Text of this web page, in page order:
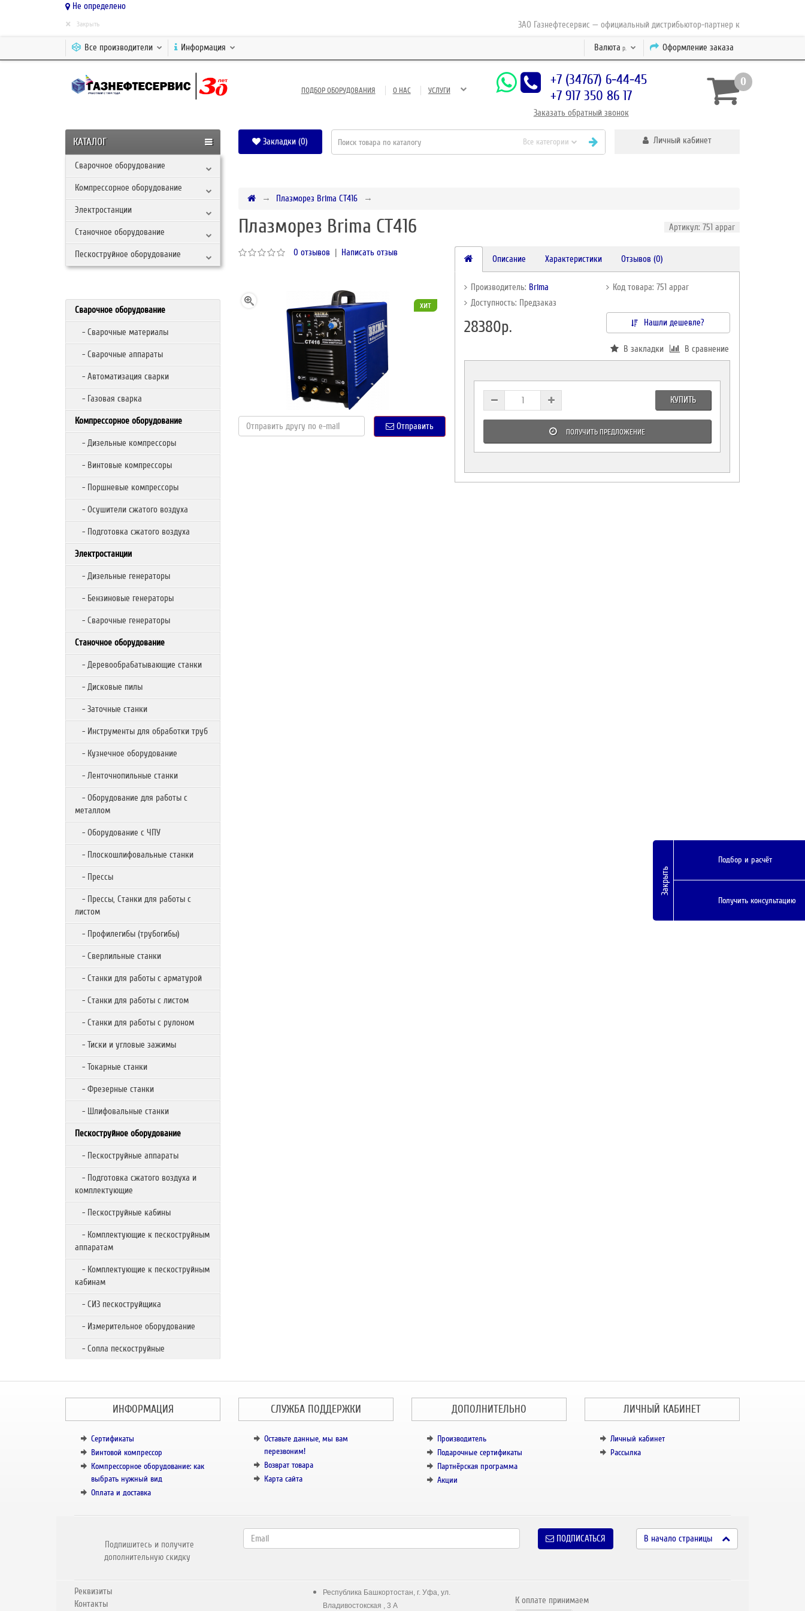
Не определено
ЗАО Газнефтесервис — официальный дистрибьютор-партнер концерна ESAB с 2010
× Закрыть
Оформление заказа
Валюта р.
Все производители Информация
ПОДБОР ОБОРУДОВАНИЯ О НАС УСЛУГИ
+7 (34767) 6-44-45
+7 917 350 86 17
Заказать обратный звонок
0
КАТАЛОГ
Сварочное оборудование
Компрессорное оборудование
Электростанции
Станочное оборудование
Пескоструйное оборудование
Закладки (0) Все категории Личный кабинет
Сварочное оборудование
- Сварочные материалы
- Сварочные аппараты
- Автоматизация сварки
- Газовая сварка
Компрессорное оборудование
- Дизельные компрессоры
- Винтовые компрессоры
- Поршневые компрессоры
- Осушители сжатого воздуха
- Подготовка сжатого воздуха
Электростанции
- Дизельные генераторы
- Бензиновые генераторы
- Сварочные генераторы
Станочное оборудование
- Деревообрабатывающие станки
- Дисковые пилы
- Заточные станки
- Инструменты для обработки труб
- Кузнечное оборудование
- Ленточнопильные станки
- Оборудование для работы с
металлом
- Оборудование с ЧПУ
- Плоскошлифовальные станки
- Прессы
- Прессы, Станки для работы с
листом
- Профилегибы (трубогибы)
- Сверлильные станки
- Станки для работы с арматурой
- Станки для работы с листом
- Станки для работы с рулоном
- Тиски и угловые зажимы
- Токарные станки
- Фрезерные станки
- Шлифовальные станки
Пескоструйное оборудование
- Пескоструйные аппараты
- Подготовка сжатого воздуха и
комплектующие
- Пескоструйные кабины
- Комплектующие к пескоструйным
аппаратам
- Комплектующие к пескоструйным
кабинам
- СИЗ пескоструйщика
- Измерительное оборудование
- Сопла пескоструйные
Плазморез Brima CT416
Плазморез Brima CT416 Артикул: 751 appar
0 отзывов | Написать отзыв
хит
Отправить
Описание Характеристики Отзывов (0)
Производитель: Brima
Код товара: 751 appar
Доступность: Предзаказ
28380р. Нашли дешевле?
В закладки В сравнение
КУПИТЬ
ПОЛУЧИТЬ ПРЕДЛОЖЕНИЕ
ИНФОРМАЦИЯ
Сертификаты
Винтовой компрессор
Компрессорное оборудование: как
выбрать нужный вид
Оплата и доставка
СЛУЖБА ПОДДЕРЖКИ
Оставьте данные, мы вам
перезвоним!
Возврат товара
Карта сайта
ДОПОЛНИТЕЛЬНО
Производитель
Подарочные сертификаты
Партнёрская программа
Акции
ЛИЧНЫЙ КАБИНЕТ
Личный кабинет
Рассылка
Подпишитесь и получите
дополнительную скидку
ПОДПИСАТЬСЯ В начало страницы
Реквизиты
Контакты
Республика Башкортостан, г. Уфа, ул.
Владивостокская , 3 А
К оплате принимаем
Закрыть
Подбор и расчёт
Получить консультацию